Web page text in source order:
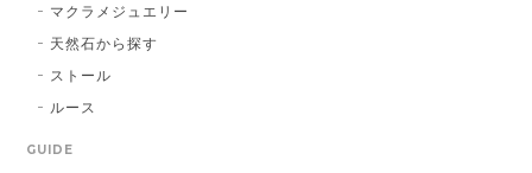
マクラメジュエリー
天然石から探す
ストール
ルース
GUIDE